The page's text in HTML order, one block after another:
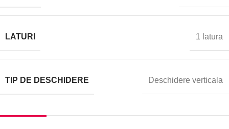
LATURI 1 latura
TIP DE DESCHIDERE Deschidere verticala